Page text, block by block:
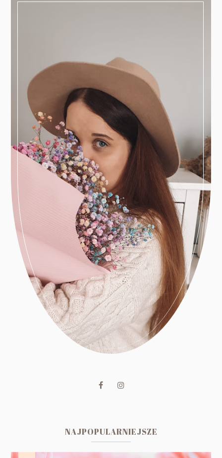
NAJPOPULARNIEJSZE